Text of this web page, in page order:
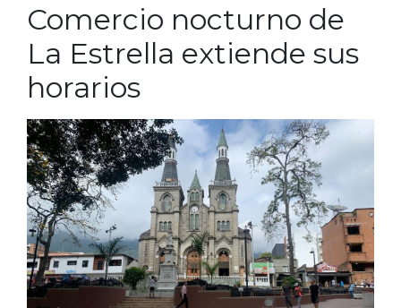
Comercio nocturno de
La Estrella extiende sus
horarios